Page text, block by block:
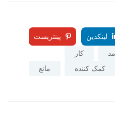
لینکدین پینتریست
کار
کمک کننده
مانع